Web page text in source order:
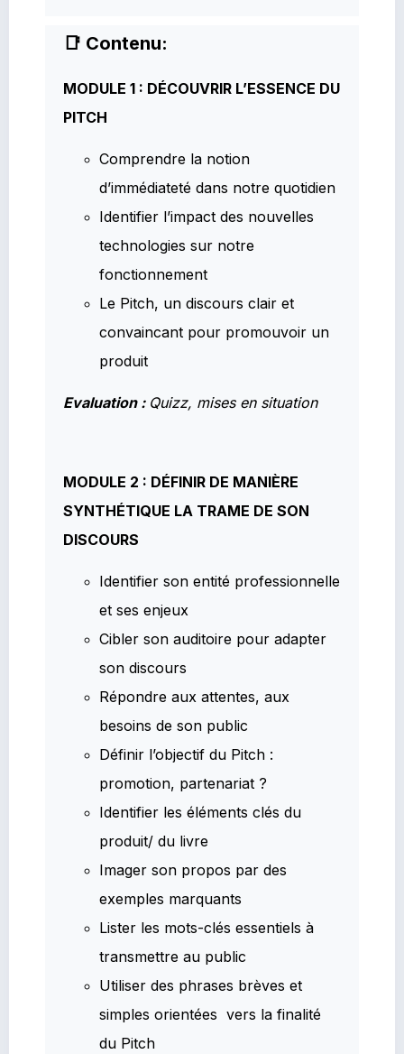
📑 Contenu:
MODULE 1 : DÉCOUVRIR L’ESSENCE DU
PITCH
Comprendre la notion
d’immédiateté dans notre quotidien
Identifier l’impact des nouvelles
technologies sur notre
fonctionnement
Le Pitch, un discours clair et
convaincant pour promouvoir un
produit
Evaluation : Quizz, mises en situation
MODULE 2 : DÉFINIR DE MANIÈRE
SYNTHÉTIQUE LA TRAME DE SON
DISCOURS
Identifier son entité professionnelle
et ses enjeux
Cibler son auditoire pour adapter
son discours
Répondre aux attentes, aux
besoins de son public
Définir l’objectif du Pitch :
promotion, partenariat ?
Identifier les éléments clés du
produit/ du livre
Imager son propos par des
exemples marquants
Lister les mots-clés essentiels à
transmettre au public
Utiliser des phrases brèves et
simples orientées vers la finalité
du Pitch